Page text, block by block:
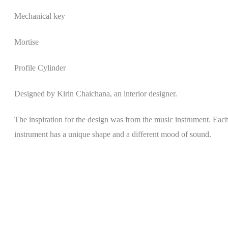
Mechanical key
Mortise
Profile Cylinder
Designed by Kirin Chaichana, an interior designer.
The inspiration for the design was from the music instrument.
instrument has a unique shape and a different mood of sound.